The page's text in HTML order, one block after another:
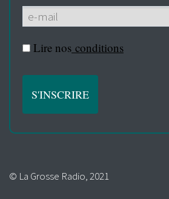
Lire nos conditions
© La Grosse Radio, 2021